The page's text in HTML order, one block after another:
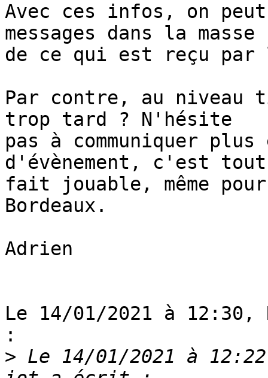
Avec ces infos, on
messages dans la masse
de ce qui est reçu par
Par contre, au niveau
trop tard ? N'hésite
pas à communiquer
d'évènement, c'est
fait jouable, même
Bordeaux.
Adrien
Le 14/01/2021 à
:
> Le 14/01/2021 à